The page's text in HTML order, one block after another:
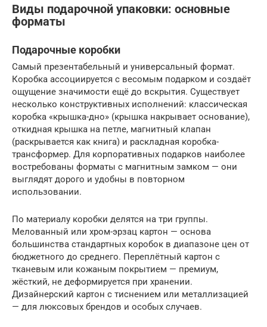
Виды подарочной упаковки: основные
форматы
Подарочные коробки
Самый презентабельный и универсальный формат.
Коробка ассоциируется с весомым подарком и создаёт
ощущение значимости ещё до вскрытия. Существует
несколько конструктивных исполнений: классическая
коробка «крышка-дно» (крышка накрывает основание),
откидная крышка на петле, магнитный клапан
(раскрывается как книга) и раскладная коробка-
трансформер. Для корпоративных подарков наиболее
востребованы форматы с магнитным замком — они
выглядят дорого и удобны в повторном
использовании.
По материалу коробки делятся на три группы.
Мелованный или хром-эрзац картон — основа
большинства стандартных коробок в диапазоне цен от
бюджетного до среднего. Переплётный картон с
тканевым или кожаным покрытием — премиум,
жёсткий, не деформируется при хранении.
Дизайнерский картон с тиснением или металлизацией
— для люксовых брендов и особых случаев.